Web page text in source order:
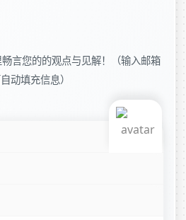
言您的的观点与见解！（输入邮箱
动填充信息）